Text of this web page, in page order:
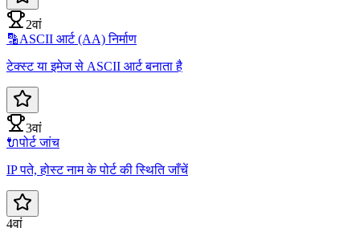
2वां
🔡ASCII आर्ट (AA) निर्माण
टेक्स्ट या इमेज से ASCII आर्ट बनाता है
3वां
🔌पोर्ट जांच
IP पते, होस्ट नाम के पोर्ट की स्थिति जाँचें
4वां